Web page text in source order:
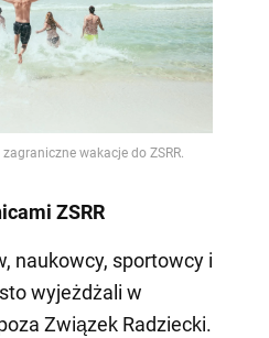
ZSRR
naukowcy, sportowcy i
wyjeżdżali w
Związek Radziecki.